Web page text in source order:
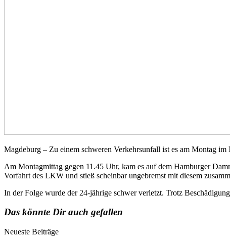
Magdeburg – Zu einem schweren Verkehrsunfall ist es am Montag
Am Montagmittag gegen 11.45 Uhr, kam es auf dem Hamburger
Vorfahrt des LKW und stieß scheinbar ungebremst mit diesem
In der Folge wurde der 24-jährige schwer verletzt. Trotz
Das könnte Dir auch gefallen
Neueste Beiträge